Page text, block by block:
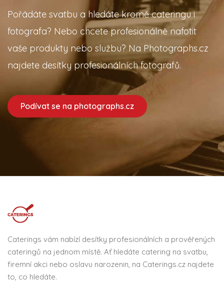
Pořádáte svatbu a hledáte kromě cateringu i
fotografa? Nebo chcete profesionálně nafotit
vaše produkty nebo službu? Na Photographs.cz
najdete desítky profesionálních fotografů.
Podívat se na photographs.cz
Caterings vám nabízí desítky profesionálních a prověřených
cateringů na jednom místě. Ať hledáte catering na svatbu,
firemní akci nebo oslavu narozenin, na Caterings.cz najdete
to, co hledáte.